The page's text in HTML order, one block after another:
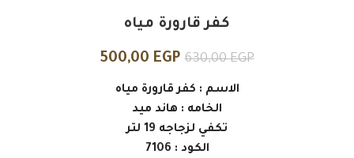
كفر قارورة مياه
630,00EGP
500,00 EGP
الاسم : كفر قارورة مياه
الخامه : هاند ميد
تكفي لزجاجه 19 لتر
الكود : 7106